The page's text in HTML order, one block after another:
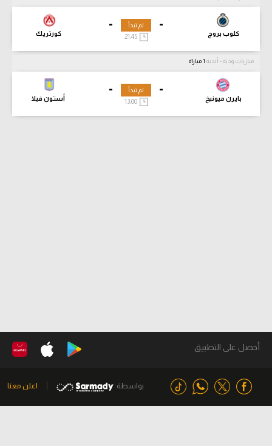
-
كلوب بروج
-
كورتريك
لم تبدأ
21:45
مباريات ودية - أندية
-
بايرن ميونيخ
-
أستون فيلا
لم تبدأ
13:00
أحصل على التطبيق
بواسطة اعلن معنا